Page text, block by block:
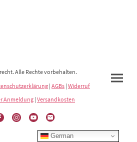
Alle Rechte vorbehalten.
| AGBs | Widerruf
Anmeldung| Versandkosten
German